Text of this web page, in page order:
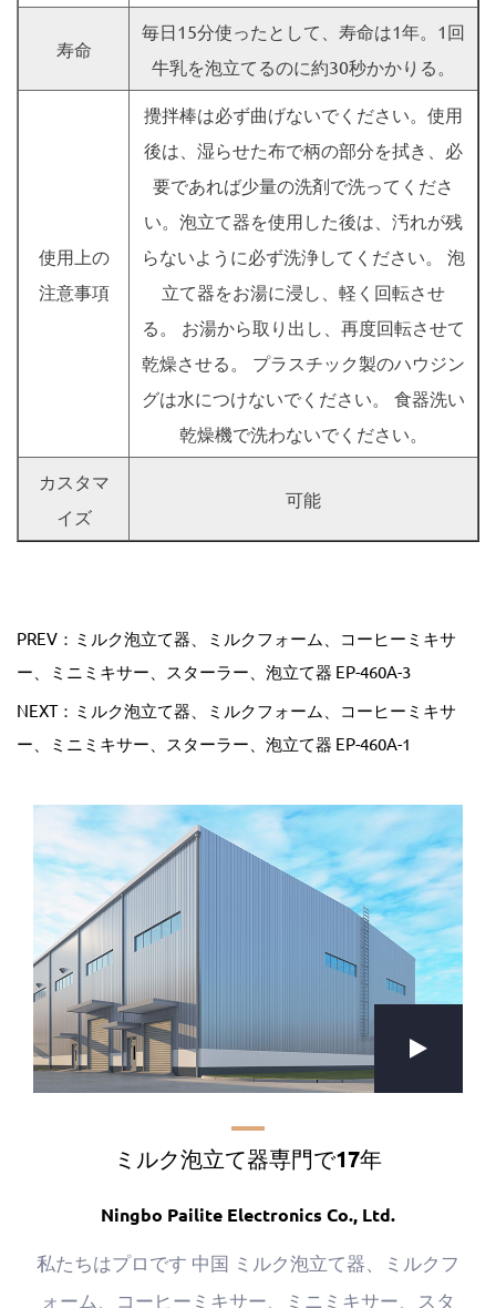
寿命
毎日15分使ったとして、寿命は1年。1回
牛乳を泡立てるのに約30秒かかりる。
使用上の
注意事項
攪拌棒は必ず曲げないでください。使用
後は、湿らせた布で柄の部分を拭き、必
要であれば少量の洗剤で洗ってくださ
い。泡立て器を使用した後は、汚れが残
らないように必ず洗浄してください。 泡
立て器をお湯に浸し、軽く回転させ
る。 お湯から取り出し、再度回転させて
乾燥させる。 プラスチック製のハウジン
グは水につけないでください。 食器洗い
乾燥機で洗わないでください。
カスタマ
イズ
可能
PREV：ミルク泡立て器、ミルクフォーム、コーヒーミキサ
ー、ミニミキサー、スターラー、泡立て器 EP-460A-3
NEXT：ミルク泡立て器、ミルクフォーム、コーヒーミキサ
ー、ミニミキサー、スターラー、泡立て器 EP-460A-1
ミルク泡立て器専門で17年
Ningbo Pailite Electronics Co., Ltd.
私たちはプロです 中国 ミルク泡立て器、ミルクフ
ォーム、コーヒーミキサー、ミニミキサー、スタ